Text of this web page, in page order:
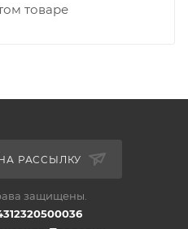
товаре
РАССЫЛКУ
защищены.